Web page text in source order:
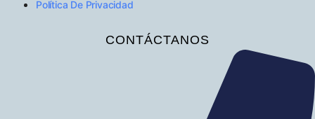
Política De Privacidad
CONTÁCTANOS